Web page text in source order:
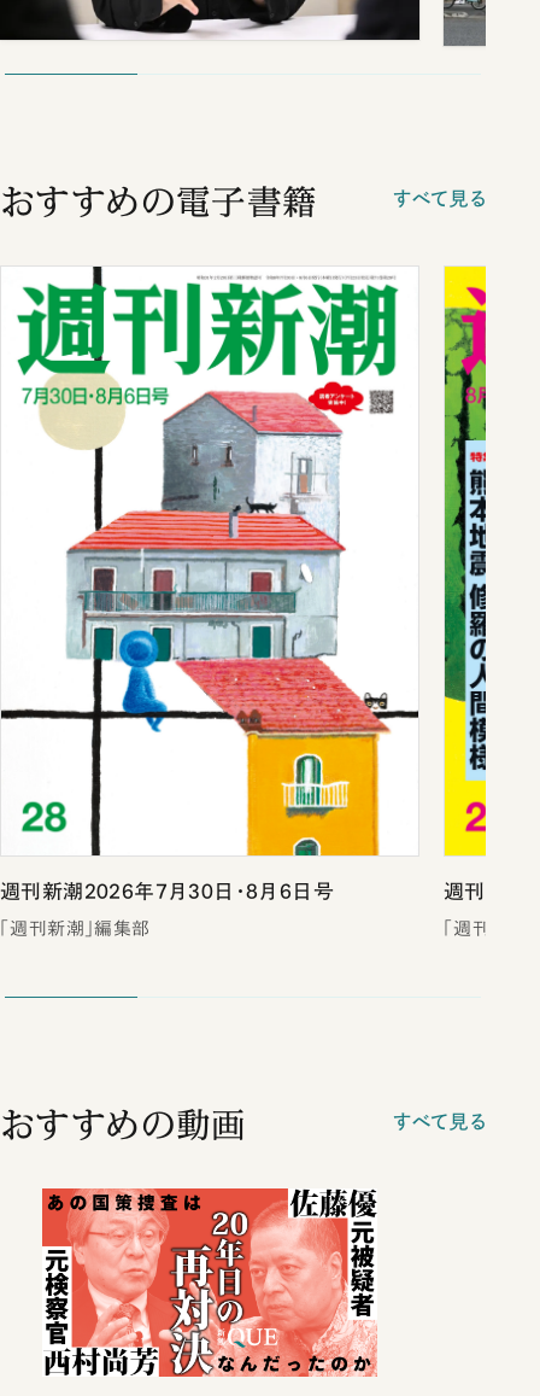
おすすめの電子書籍 すべて見る
週刊新潮2026年7月30日・8月6日号
「週刊新潮」編集部
週刊新潮
「週刊新潮
おすすめの動画 すべて見る